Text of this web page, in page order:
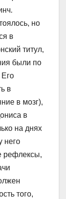
но
в
титул,
были по
Его
в
в мозг),
в
на днях
него
рефлексы,
того,